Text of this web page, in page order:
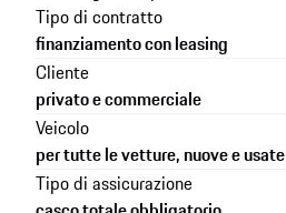
Tipo di contratto
finanziamento con leasing
Cliente
privato e commerciale
Veicolo
per tutte le vetture, nuove e usate
Tipo di assicurazione